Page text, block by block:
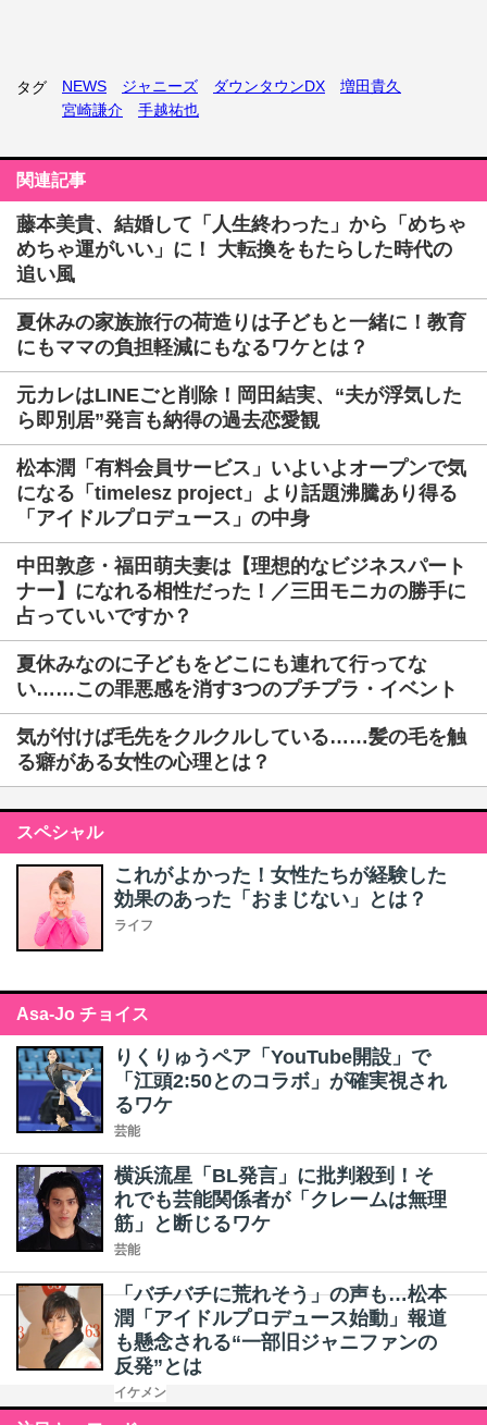
タグ NEWS ジャニーズ ダウンタウンDX
増田貴久
宮崎謙介
手越祐也
関連記事
藤本美貴、結婚して「人生終わった」から「めちゃ
めちゃ運がいい」に！ 大転換をもたらした時代の
追い風
夏休みの家族旅行の荷造りは子どもと一緒に！教育
にもママの負担軽減にもなるワケとは？
元カレはLINEごと削除！岡田結実、“夫が浮気した
ら即別居”発言も納得の過去恋愛観
松本潤「有料会員サービス」いよいよオープンで気
になる「timelesz project」より話題沸騰あり得る
「アイドルプロデュース」の中身
中田敦彦・福田萌夫妻は【理想的なビジネスパート
ナー】になれる相性だった！／三田モニカの勝手に
占っていいですか？
夏休みなのに子どもをどこにも連れて行ってな
い……この罪悪感を消す3つのプチプラ・イベント
気が付けば毛先をクルクルしている……髪の毛を触
る癖がある女性の心理とは？
スペシャル
これがよかった！女性たちが経験した
効果のあった「おまじない」とは？
ライフ
Asa-Jo チョイス
りくりゅうペア「YouTube開設」で
「江頭2:50とのコラボ」が確実視され
るワケ
芸能
横浜流星「BL発言」に批判殺到！そ
れでも芸能関係者が「クレームは無理
筋」と断じるワケ
芸能
「バチバチに荒れそう」の声も…松本
潤「アイドルプロデュース始動」報道
も懸念される“一部旧ジャニファンの
反発”とは
イケメン